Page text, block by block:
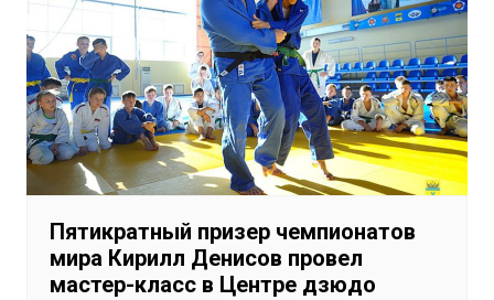
Пятикратный призер чемпионатов
мира Кирилл Денисов провел
мастер-класс в Центре дзюдо